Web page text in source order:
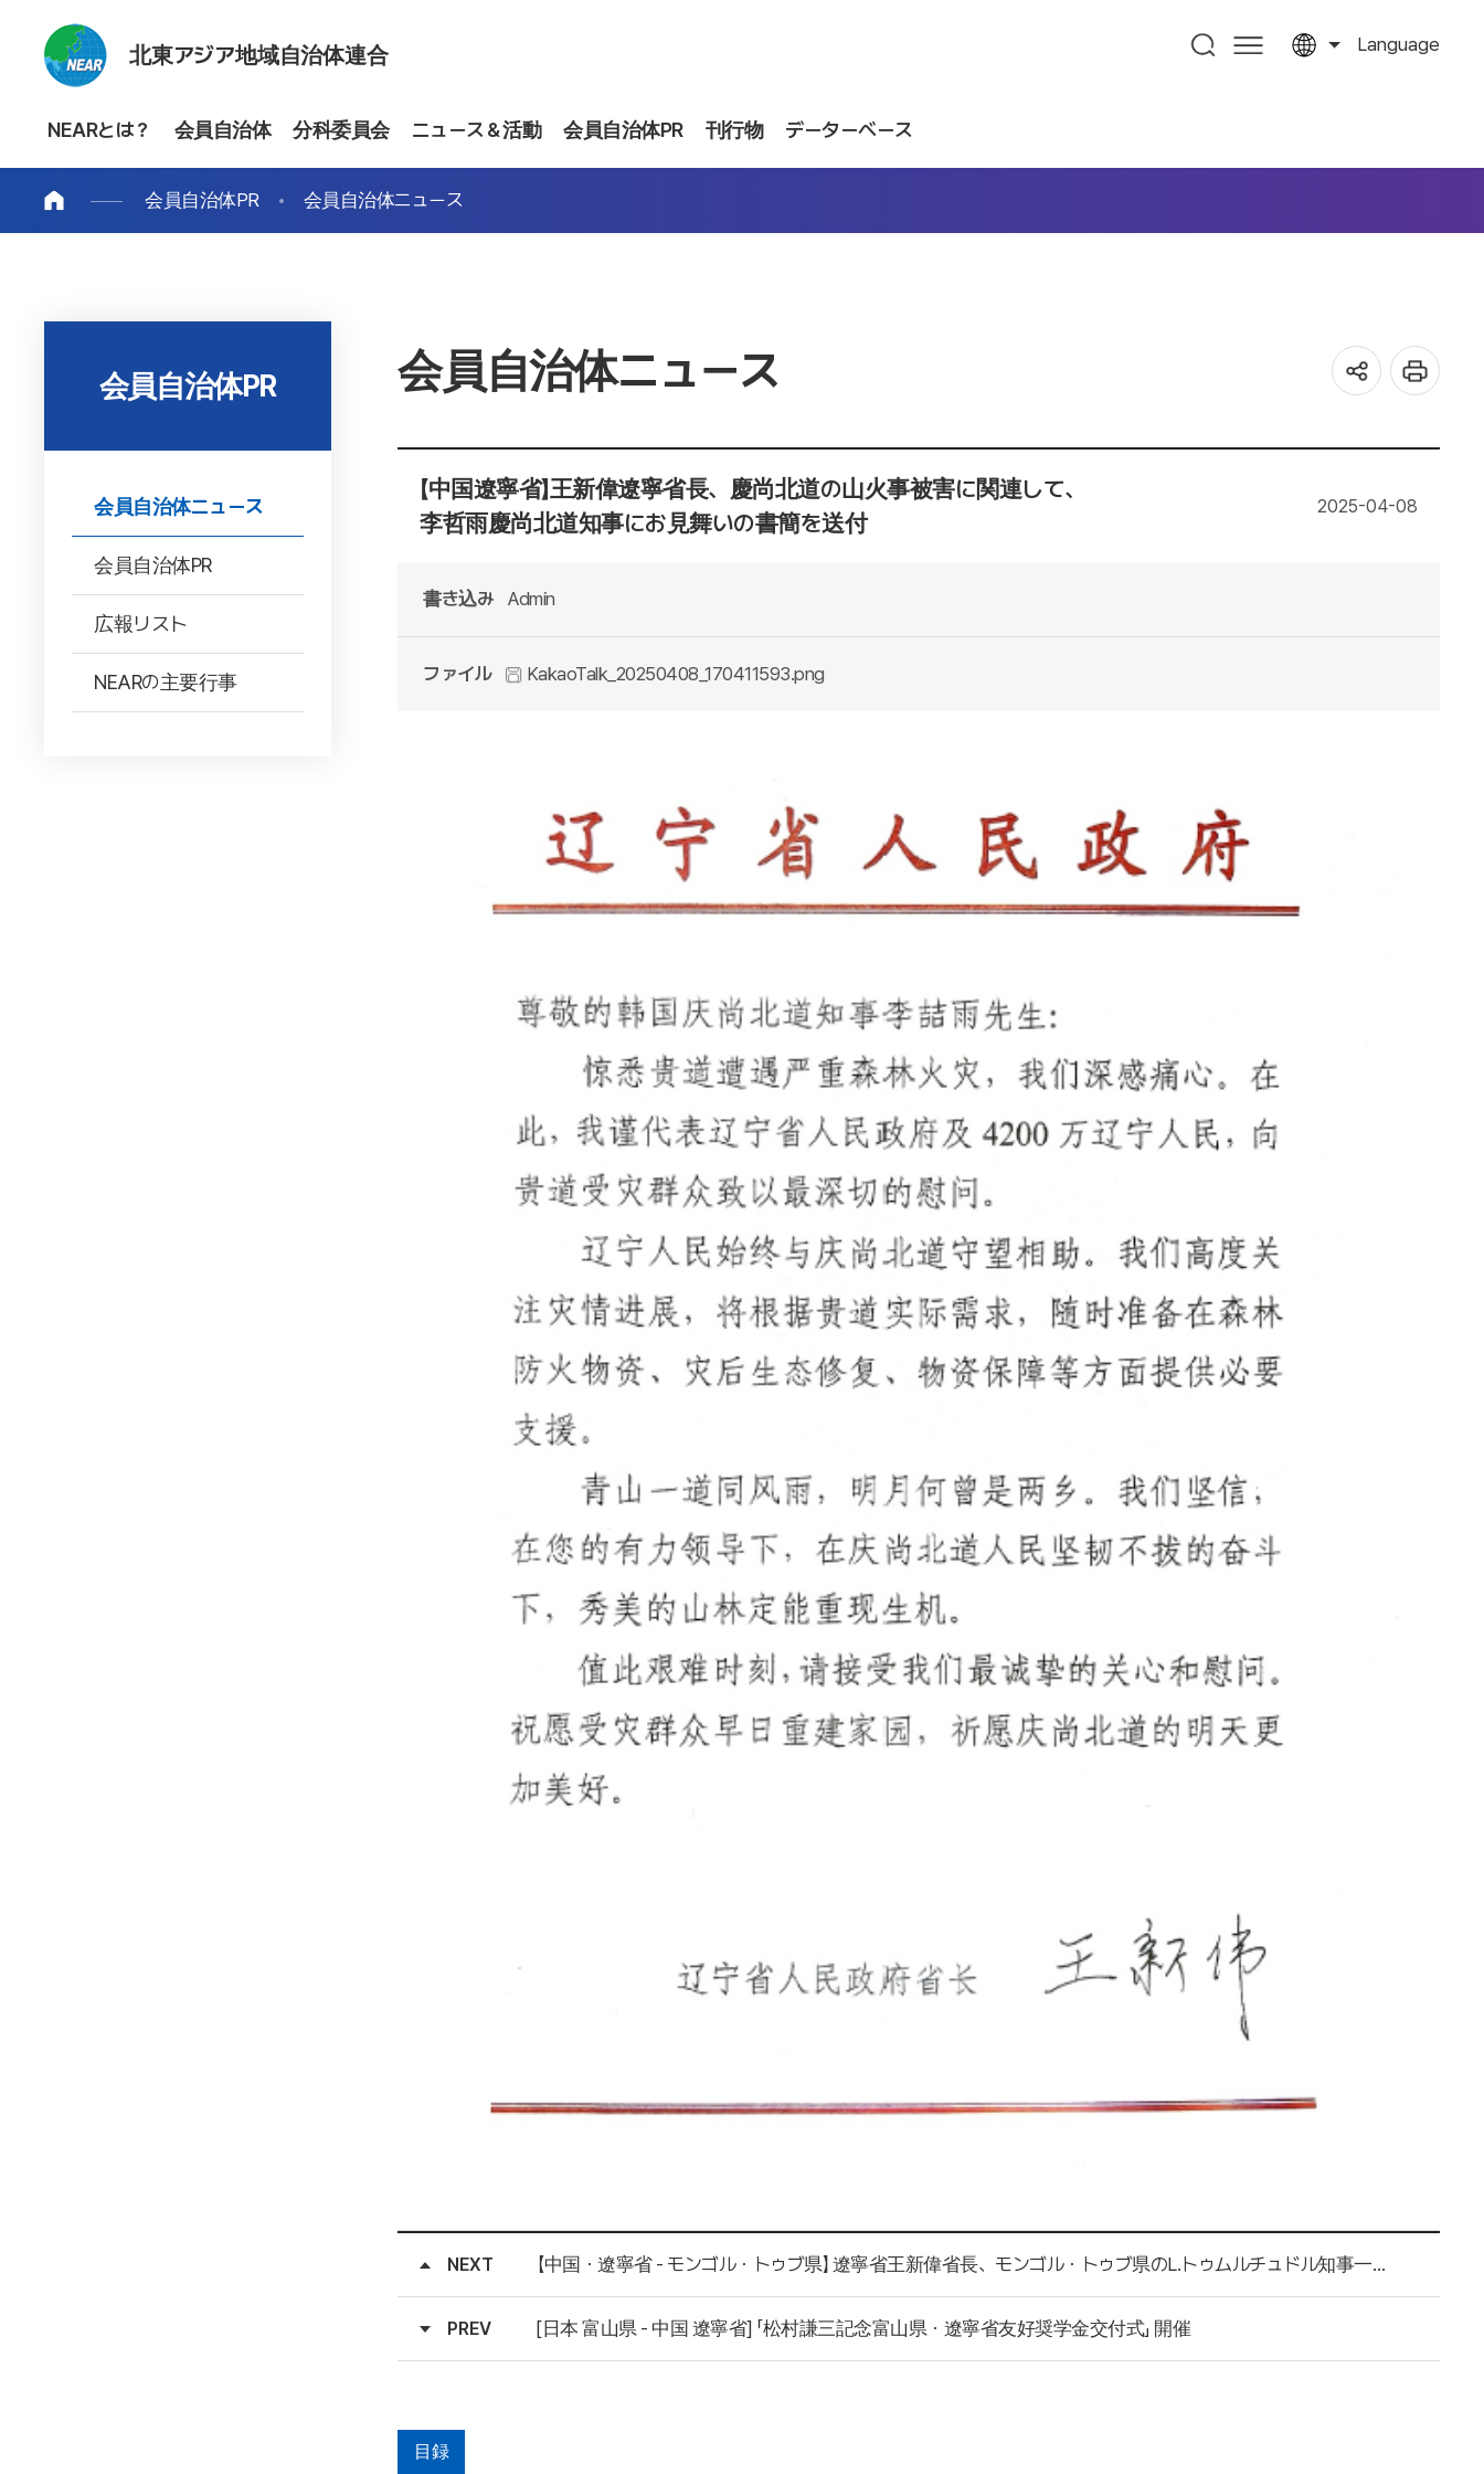
北東アジア地域自治体連合 Language
NEARとは？ 会員自治体 分科委員会 ニュース＆活動 会員自治体PR 刊行物 データーベース
会員自治体PR 会員自治体ニュース
会員自治体PR
会員自治体ニュース
会員自治体PR
広報リスト
NEARの主要行事
会員自治体ニュース
【中国遼寧省】王新偉遼寧省長、慶尚北道の山火事被害に関連して、
李哲雨慶尚北道知事にお見舞いの書簡を送付
2025-04-08
書き込み Admin
ファイル KakaoTalk_20250408_170411593.png
NEXT 【中国・遼寧省 - モンゴル・トゥブ県】 遼寧省王新偉省長、モンゴル・トゥブ県のL.トゥムルチュドル知事一行と会見
PREV [日本 富山県 - 中国 遼寧省] 「松村謙三記念富山県・遼寧省友好奨学金交付式」 開催
目録